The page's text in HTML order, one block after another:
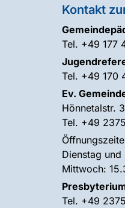
Kontakt
Tel. +49 177
Tel. +49 170
Ev.
Hönnetalstr.
Tel. +49
Dienstag
Mittwoch:
Tel. +49